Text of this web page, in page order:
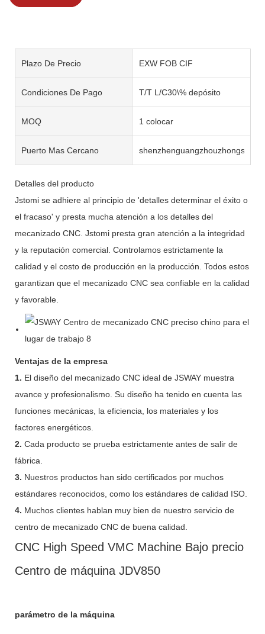
Plazo De Precio EXW FOB CIF
Condiciones De Pago T/T L/C30\% depósito
MOQ 1 colocar
Puerto Mas Cercano shenzhenguangzhouzhongshan
Detalles del producto
Jstomi se adhiere al principio de 'detalles determinar el éxito o
el fracaso' y presta mucha atención a los detalles del
mecanizado CNC. Jstomi presta gran atención a la integridad
y la reputación comercial. Controlamos estrictamente la
calidad y el costo de producción en la producción. Todos estos
garantizan que el mecanizado CNC sea confiable en la calidad
y favorable.
Ventajas de la empresa
1. El diseño del mecanizado CNC ideal de JSWAY muestra
avance y profesionalismo. Su diseño ha tenido en cuenta las
funciones mecánicas, la eficiencia, los materiales y los
factores energéticos.
2. Cada producto se prueba estrictamente antes de salir de
fábrica.
3. Nuestros productos han sido certificados por muchos
estándares reconocidos, como los estándares de calidad ISO.
4. Muchos clientes hablan muy bien de nuestro servicio de
centro de mecanizado CNC de buena calidad.
CNC High Speed ​​VMC Machine Bajo precio
Centro de máquina JDV850
parámetro de la máquina